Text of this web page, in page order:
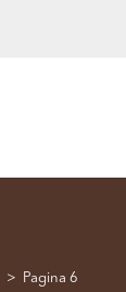
> Pagina 6